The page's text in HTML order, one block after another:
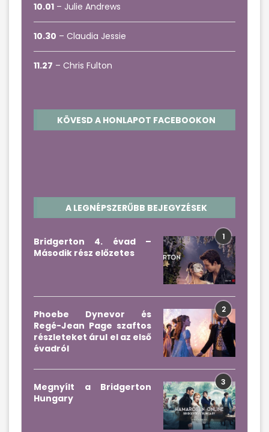
10.01 – Julie Andrews
10.30 – Claudia Jessie
11.27 – Chris Fulton
KÖVESD A HONLAPOT FACEBOOKON
A LEGNÉPSZERŰBB BEJEGYZÉSEK
1
Bridgerton 4. évad –
Második rész előzetes
2
Phoebe Dynevor és
Regé-Jean Page szaftos
részleteket árul el az első
évadról
3
Megnyílt a Bridgerton
Hungary